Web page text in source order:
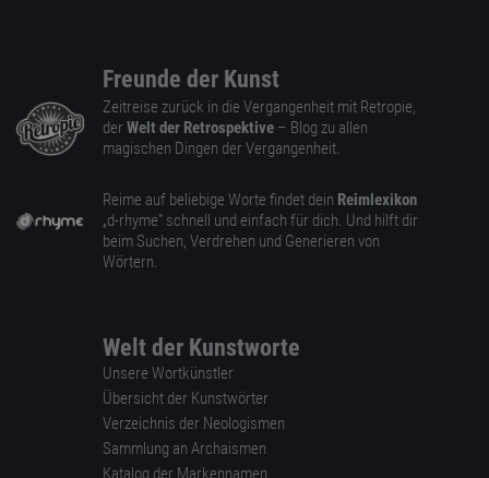
Freunde der Kunst
Zeitreise zurück in die Vergangenheit mit Retropie,
der Welt der Retrospektive – Blog zu allen
magischen Dingen der Vergangenheit.
Reime auf beliebige Worte findet dein Reimlexikon
„d-rhyme” schnell und einfach für dich. Und hilft dir
beim Suchen, Verdrehen und Generieren von
Wörtern.
Welt der Kunstworte
Unsere Wortkünstler
Übersicht der Kunstwörter
Verzeichnis der Neologismen
Sammlung an Archaismen
Katalog der Markennamen